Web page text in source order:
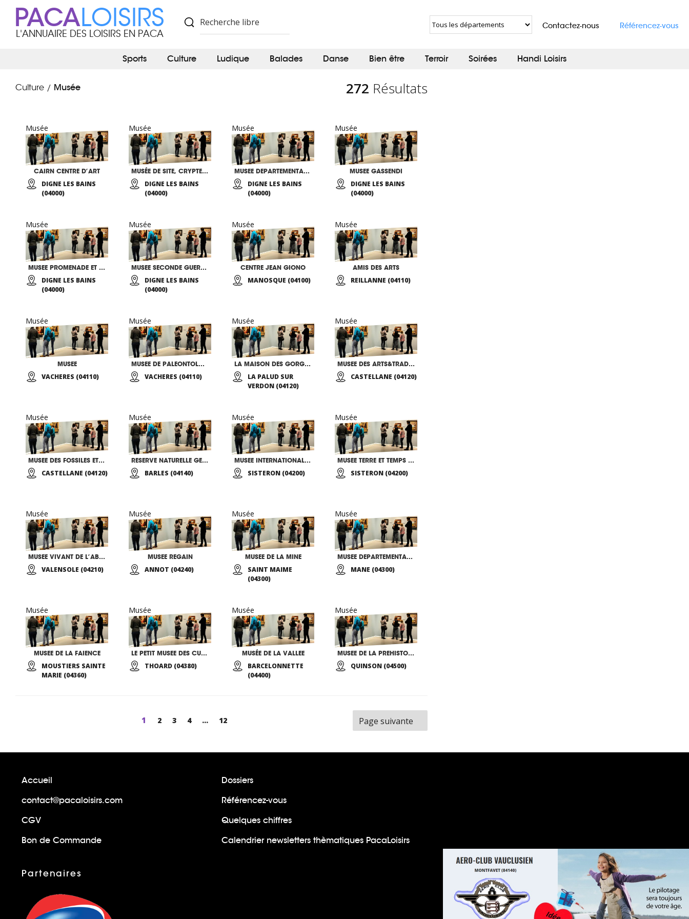
PACALOISIRS
L'ANNUAIRE DES LOISIRS EN PACA
Contactez-nous Référencez-vous
Sports Culture Ludique Balades Danse Bien être Terroir Soirées Handi Loisirs
Culture / Musée 272 Résultats
Musée
CAIRN CENTRE D’ART
DIGNE LES BAINS
(04000)
Musée
MUSÉE DE SITE, CRYPTE ARCHÉOLOGIQUE NOTRE-DAME DU BOURG
DIGNE LES BAINS
(04000)
Musée
MUSEE DEPARTEMENTAL D’ART RELIGIEUX
DIGNE LES BAINS
(04000)
Musée
MUSEE GASSENDI
DIGNE LES BAINS
(04000)
Musée
MUSEE PROMENADE ET RESERVE NATURELLE GEOLOGIQUE
DIGNE LES BAINS
(04000)
Musée
MUSEE SECONDE GUERRE MONDIALE
DIGNE LES BAINS
(04000)
Musée
CENTRE JEAN GIONO
MANOSQUE (04100)
Musée
AMIS DES ARTS
REILLANNE (04110)
Musée
MUSEE
VACHERES (04110)
Musée
MUSEE DE PALEONTOLOGIE
VACHERES (04110)
Musée
LA MAISON DES GORGES DU VERDON
LA PALUD SUR
VERDON (04120)
Musée
MUSEE DES ARTS&TRADITIONS POPULAIRES DU MOYEN VERDON
CASTELLANE (04120)
Musée
MUSEE DES FOSSILES ET SIRENES & RESERVE GEOLOGIQUE
CASTELLANE (04120)
Musée
RESERVE NATURELLE GEOLOGIQUE CIRCUIT DE BLAYEUL
BARLES (04140)
Musée
MUSEE INTERNATIONAL MAGIE DU PARFUM
SISTERON (04200)
Musée
MUSEE TERRE ET TEMPS ET RESERVE GEOLOGIQUE
SISTERON (04200)
Musée
MUSEE VIVANT DE L’ABEILLE
VALENSOLE (04210)
Musée
MUSEE REGAIN
ANNOT (04240)
Musée
MUSEE DE LA MINE
SAINT MAIME
(04300)
Musée
MUSEE DEPARTEMENTAL ETHNOLOGIQUE DE SALAGON
MANE (04300)
Musée
MUSEE DE LA FAIENCE
MOUSTIERS SAINTE
MARIE (04360)
Musée
LE PETIT MUSEE DES CUIVRES DE THOARD
THOARD (04380)
Musée
MUSÉE DE LA VALLEE
BARCELONNETTE
(04400)
Musée
MUSEE DE LA PREHISTOIRE DES GORGES DU VERDON
QUINSON (04500)
Page
1 Page
2 Page
3 Page
4 ... Page
12 Page suivante
Accueil
Dossiers
contact@pacaloisirs.com
Référencez-vous
CGV
Quelques chiffres
Bon de Commande
Calendrier newsletters thèmatiques PacaLoisirs
Partenaires